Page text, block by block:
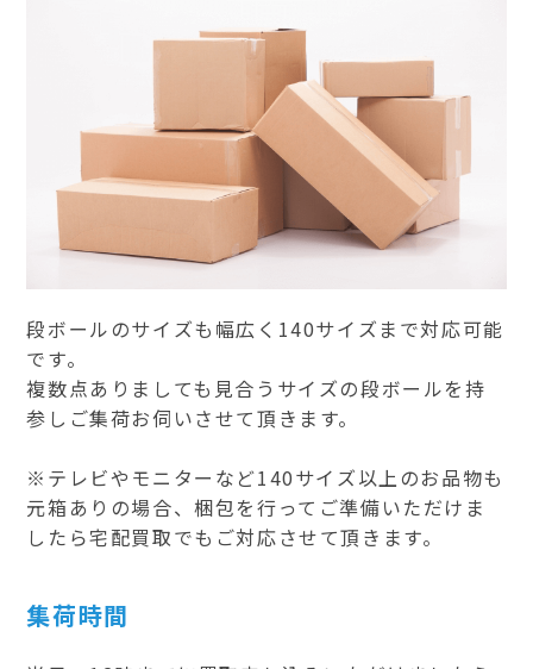
段ボールのサイズも幅広く140サイズまで対応可能
です。
複数点ありましても見合うサイズの段ボールを持
参しご集荷お伺いさせて頂きます。
※テレビやモニターなど140サイズ以上のお品物も
元箱ありの場合、梱包を行ってご準備いただけま
したら宅配買取でもご対応させて頂きます。
集荷時間